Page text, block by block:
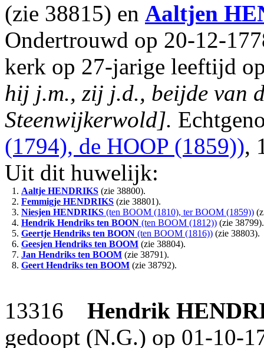
(zie 38815) en Aaltjen
Ondertrouwd op 20-12-
kerk op 27-jarige leeftijd
hij j.m., zij j.d., beijde van
Steenwijkerwold].
(1794), de HOOP (1859)),
Uit dit huwelijk:
1. Aaltje HENDRIKS (zie 38800).
2. Femmigje HENDRIKS (zie 38801).
3. Niesjen HENDRIKS (ten BOOM (1810), ter BOOM (1859))
4. Hendrik Hendriks ten BOON (ten BOOM (1812)) (zie 38799).
5. Geertje Hendriks ten BOON (ten BOOM (1816)) (zie 38803).
6. Geesjen Hendriks ten BOOM (zie 38804).
7. Jan Hendriks ten BOOM (zie 38791).
8. Geert Hendriks ten BOOM (zie 38792).
13316 Hendrik
gedoopt (N.G.) op 01-10-